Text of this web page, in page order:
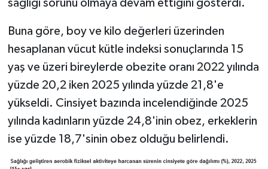
sağlığı sorunu olmaya devam ettiğini gösterdi.
Buna göre, boy ve kilo değerleri üzerinden
hesaplanan vücut kütle indeksi sonuçlarında 15
yaş ve üzeri bireylerde obezite oranı 2022 yılında
yüzde 20,2 iken 2025 yılında yüzde 21,8'e
yükseldi. Cinsiyet bazında incelendiğinde 2025
yılında kadınların yüzde 24,8'inin obez, erkeklerin
ise yüzde 18,7'sinin obez olduğu belirlendi.